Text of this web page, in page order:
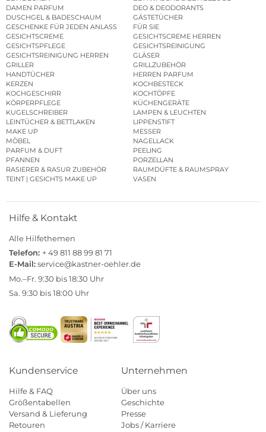
DAMEN PARFUM
DEO & DEODORANTS
DUSCHGEL & BADESCHAUM
GÄSTETÜCHER
GESCHENKE FÜR JEDEN ANLASS
FÜR SIE
GESICHTSCREME
GESICHTSCREME HERREN
GESICHTSPFLEGE
GESICHTSREINIGUNG
GESICHTSREINIGUNG HERREN
GLÄSER
GRILLER
GRILLZUBEHÖR
HANDTÜCHER
HERREN PARFUM
KERZEN
KOCHBESTECK
KOCHGESCHIRR
KOCHTÖPFE
KÖRPERPFLEGE
KÜCHENGERÄTE
KUGELSCHREIBER
LAMPEN & LEUCHTEN
LEINTÜCHER & BETTLAKEN
LIPPENSTIFT
MAKE UP
MESSER
MÖBEL
NAGELLACK
PARFUM & DUFT
PEELING
PFANNEN
PORZELLAN
RASIERER & RASUR ZUBEHÖR
RAUMDÜFTE & RAUMSPRAY
TEINT | GESICHTS MAKE UP
VASEN
Hilfe & Kontakt
Alle Hilfethemen
Telefon: + 49 811 88 99 81 71
E-Mail:service@kastner-oehler.de
Mo.–Fr. 9:30 bis 18:30 Uhr
Sa. 9:30 bis 18:00 Uhr
Kundenservice
Hilfe & FAQ
Größentabellen
Versand & Lieferung
Retouren
Unternehmen
Über uns
Geschichte
Presse
Jobs / Karriere